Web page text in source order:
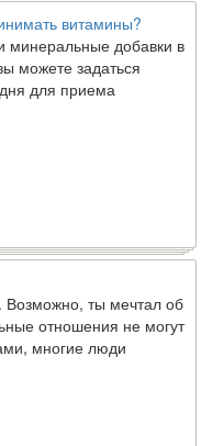
витамины?
добавки в
можете задаться
для приема
ты мечтал об
отношения не могут
многие люди